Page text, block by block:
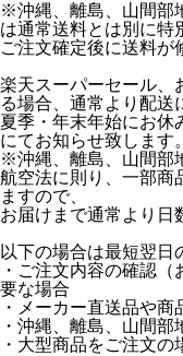
※沖縄、離島、山間部
は通常送料とは別に特
ご注文確定後に送料が
楽天スーパーセール、
る場合、通常より配送
夏季・年末年始にお休
にてお知らせ致します。
※沖縄、離島、山間部
航空法に則り、一部商
ますので、
お届けまで通常より日
以下の場合は最短翌日
・ご注文内容の確認
要な場合
・メーカー直送品や
・沖縄、離島、山間
・大型商品をご注文の